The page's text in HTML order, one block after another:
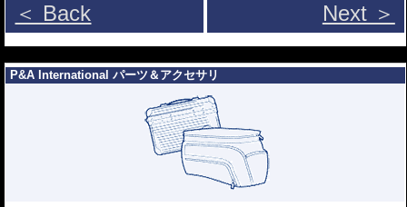
＜ Back Next ＞
P&A International パーツ＆アクセサリ